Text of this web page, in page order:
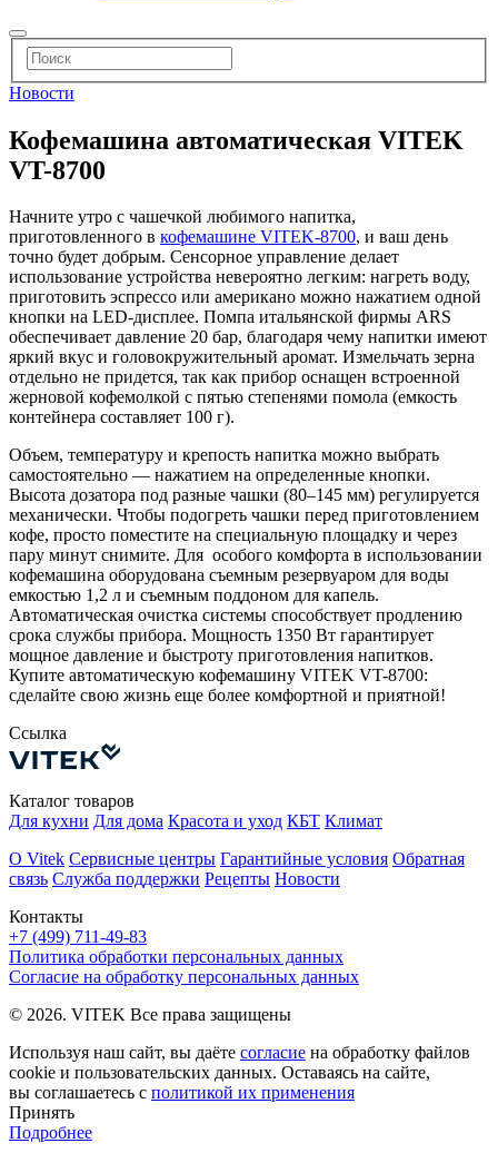
Новости
Кофемашина автоматическая VITEK
VT-8700
Начните утро с чашечкой любимого напитка,
приготовленного в кофемашине VITEK-8700, и ваш день
точно будет добрым. Сенсорное управление делает
использование устройства невероятно легким: нагреть воду,
приготовить эспрессо или американо можно нажатием одной
кнопки на LED-дисплее. Помпа итальянской фирмы ARS
обеспечивает давление 20 бар, благодаря чему напитки имеют
яркий вкус и головокружительный аромат. Измельчать зерна
отдельно не придется, так как прибор оснащен встроенной
жерновой кофемолкой с пятью степенями помола (емкость
контейнера составляет 100 г).
Объем, температуру и крепость напитка можно выбрать
самостоятельно — нажатием на определенные кнопки.
Высота дозатора под разные чашки (80–145 мм) регулируется
механически. Чтобы подогреть чашки перед приготовлением
кофе, просто поместите на специальную площадку и через
пару минут снимите. Для особого комфорта в использовании
кофемашина оборудована съемным резервуаром для воды
емкостью 1,2 л и съемным поддоном для капель.
Автоматическая очистка системы способствует продлению
срока службы прибора. Мощность 1350 Вт гарантирует
мощное давление и быстроту приготовления напитков.
Купите автоматическую кофемашину VITEK VT-8700:
сделайте свою жизнь еще более комфортной и приятной!
Ссылка
Контакты
+7 (499) 711-49-83
Каталог товаров
Для кухни Для дома Красота и уход КБТ Климат
О Vitek Сервисные центры Гарантийные условия Обратная
связь Служба поддержки Рецепты Новости
Политика обработки персональных данных
Согласие на обработку персональных данных
© 2026. VITEK Все права защищены
Используя наш сайт, вы даёте согласие на обработку файлов
cookie и пользовательских данных. Оставаясь на сайте,
вы соглашаетесь с политикой их применения
Принять
Подробнее